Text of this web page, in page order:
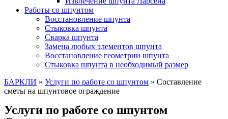
Работы со шпунтом
Восстановление шпунта
Стыковка шпунта
Сварка шпунта
Замена любых элементов шпунта
Восстановление геометрии шпунта
Стыковка шпунта в необходимый размер
БАРКЛИ » Услуги по работе со шпунтом » Составление
сметы на шпунтовое ограждение
Услуги по работе со шпунтом